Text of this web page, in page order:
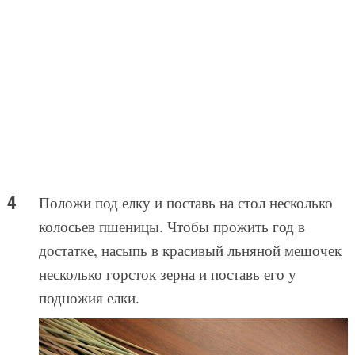
Положи под елку и поставь на стол несколько
колосьев пшеницы. Чтобы прожить год в
достатке, насыпь в красивый льняной мешочек
несколько горсток зерна и поставь его у
подножия елки.